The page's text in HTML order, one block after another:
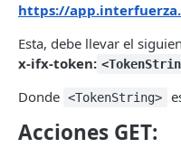
https://
Esta, debe llevar el
x-ifx-token:
Donde <TokenString>
Acciones GET: